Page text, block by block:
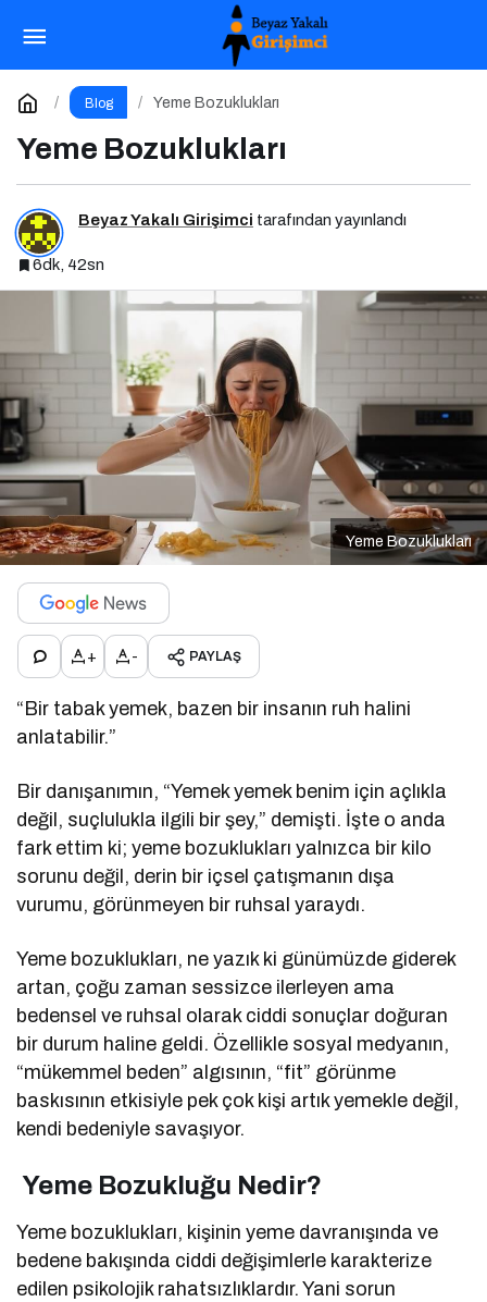
Blog Yeme Bozuklukları
Yeme Bozuklukları
Beyaz Yakalı Girişimci tarafından yayınlandı
6dk, 42sn
Yeme Bozuklukları
+ - PAYLAŞ
“Bir tabak yemek, bazen bir insanın ruh halini
anlatabilir.”
Bir danışanımın, “Yemek yemek benim için açlıkla
değil, suçlulukla ilgili bir şey,” demişti. İşte o anda
fark ettim ki; yeme bozuklukları yalnızca bir kilo
sorunu değil, derin bir içsel çatışmanın dışa
vurumu, görünmeyen bir ruhsal yaraydı.
Yeme bozuklukları, ne yazık ki günümüzde giderek
artan, çoğu zaman sessizce ilerleyen ama
bedensel ve ruhsal olarak ciddi sonuçlar doğuran
bir durum haline geldi. Özellikle sosyal medyanın,
“mükemmel beden” algısının, “fit” görünme
baskısının etkisiyle pek çok kişi artık yemekle değil,
kendi bedeniyle savaşıyor.
Yeme Bozukluğu Nedir?
Yeme bozuklukları, kişinin yeme davranışında ve
bedene bakışında ciddi değişimlerle karakterize
edilen psikolojik rahatsızlıklardır. Yani sorun
Kilo Almak İstiyorum: Sağlıklı Kilo Almanın
Yolları
Yorum Yap